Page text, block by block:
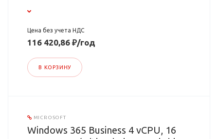
Цена без учета НДС
116 420,86 ₽/год
В КОРЗИНУ
MICROSOFT
Windows 365 Business 4 vCPU, 16